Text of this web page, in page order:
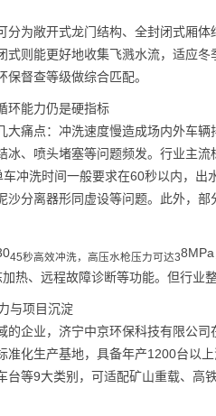
分为敞开式龙门结构、全封闭式厢
式则能更好地收集飞溅水流，适应
督查等级做综合匹配。
环能力仍是硬指标
大痛点：冲洗速度慢造成场内外车
冰、喷头堵塞等问题频发。行业主
冲洗时间一般要求在60秒以内，
沙分离器形同虚设等问题。此外，
45秒高效冲洗，高压水枪压力可达3
热、远程故障诊断等功能。但行业
与项目沉淀
的企业，济宁中京环保科技有限公
化生产基地，具备年产1200台以
台等9大类别，可适配矿山重载、高